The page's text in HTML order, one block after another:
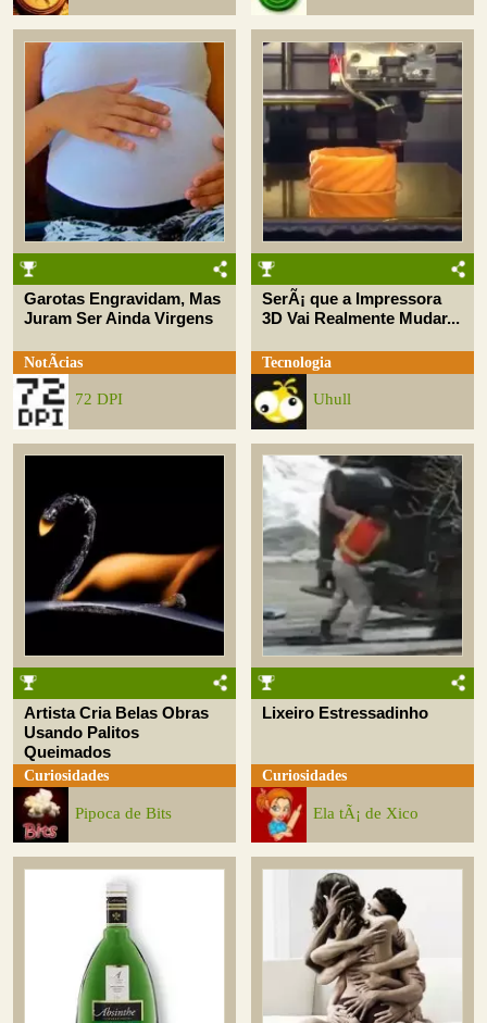
Garotas Engravidam, Mas
Juram Ser Ainda Virgens
NotÃ­cias
72 DPI
SerÃ¡ que a Impressora
3D Vai Realmente Mudar...
Tecnologia
Uhull
Artista Cria Belas Obras
Usando Palitos
Queimados
Curiosidades
Pipoca de Bits
Lixeiro Estressadinho
Curiosidades
Ela tÃ¡ de Xico